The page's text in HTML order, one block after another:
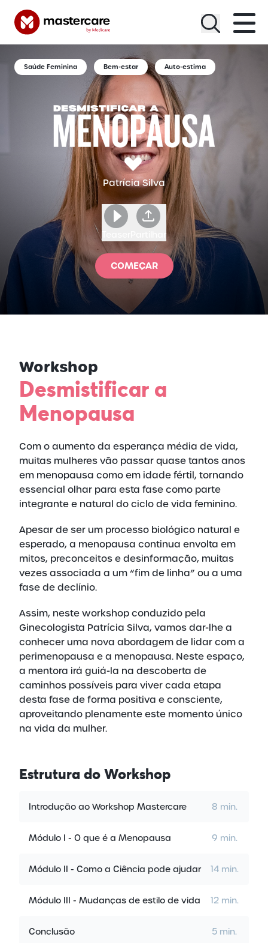
Menu
Saúde Feminina Bem-estar Auto-estima
Patrícia Silva
COMEÇAR
Workshop
Desmistificar a
Menopausa
Com o aumento da esperança média de vida,
muitas mulheres vão passar quase tantos anos
em menopausa como em idade fértil, tornando
essencial olhar para esta fase como parte
integrante e natural do ciclo de vida feminino.
Apesar de ser um processo biológico natural e
esperado, a menopausa continua envolta em
mitos, preconceitos e desinformação, muitas
vezes associada a um “fim de linha” ou a uma
fase de declínio.
Assim, neste workshop conduzido pela
Ginecologista Patrícia Silva, vamos dar-lhe a
conhecer uma nova abordagem de lidar com a
perimenopausa e a menopausa. Neste espaço,
a mentora irá guiá-la na descoberta de
caminhos possíveis para viver cada etapa
desta fase de forma positiva e consciente,
aproveitando plenamente este momento único
na vida da mulher.
Estrutura do Workshop
Introdução ao Workshop Mastercare 8 min.
Módulo I - O que é a Menopausa 9 min.
Módulo II - Como a Ciência pode ajudar 14 min.
Módulo III - Mudanças de estilo de vida 12 min.
Conclusão 5 min.